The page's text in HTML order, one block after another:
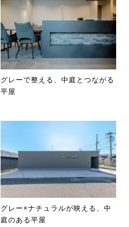
グレーで整える、中庭とつながる
平屋
グレー×ナチュラルが映える、中
庭のある平屋